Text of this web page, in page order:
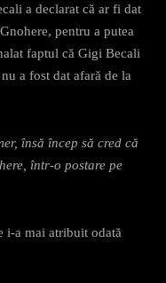
a declarat că ar fi dat
pentru a putea
faptul că Gigi Becali
a fost dat afară de la
însă încep să cred că
într-o postare pe
i-a mai atribuit odată